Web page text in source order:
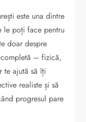
este una dintre
le poți face pentru
doar despre
– fizică,
te ajută să îți
realiste și să
progresul pare